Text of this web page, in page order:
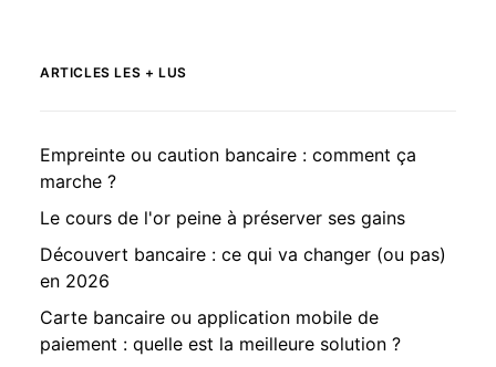
ARTICLES LES + LUS
Empreinte ou caution bancaire : comment ça
marche ?
Le cours de l'or peine à préserver ses gains
Découvert bancaire : ce qui va changer (ou pas)
en 2026
Carte bancaire ou application mobile de
paiement : quelle est la meilleure solution ?